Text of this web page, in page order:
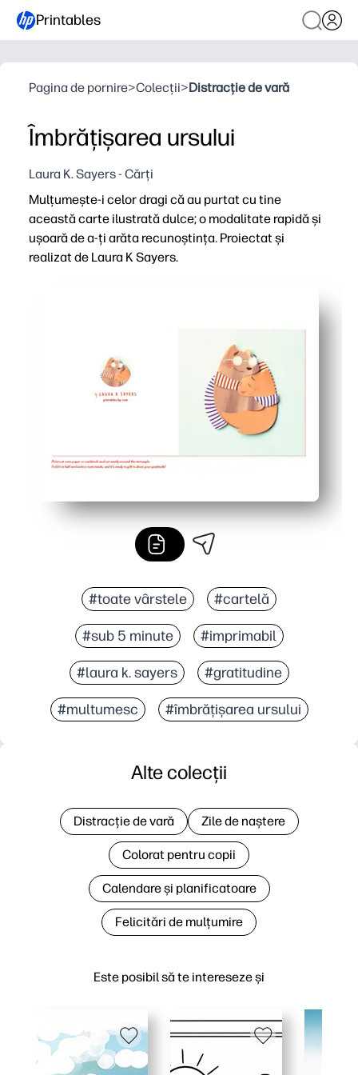
Printables
Pagina de pornire>Colecții>Distracție de vară
Îmbrățișarea ursului
Laura K. Sayers - Cărți
Mulțumește-i celor dragi că au purtat cu tine
această carte ilustrată dulce; o modalitate rapidă și
ușoară de a-ți arăta recunoștința. Proiectat și
realizat de Laura K Sayers.
Lucrările de artă prietenoase ale ursului încântă
Imprimă pe US Letter sau A4 - spațiu liber în interior
#toate vârstele #cartelă
#sub 5 minute #imprimabil
#laura k. sayers #gratitudine
#multumesc #îmbrățișarea ursului
Este posibil să te intereseze și
Alte colecții
Distracție de vară Zile de naștere
Colorat pentru copii
Calendare și planificatoare
Felicitări de mulțumire